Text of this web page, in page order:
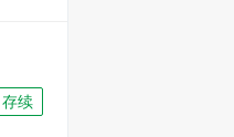
存续